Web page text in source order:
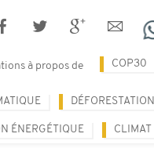
à propos de COP30
DÉFORESTATION
ÉNERGÉTIQUE CLIMAT